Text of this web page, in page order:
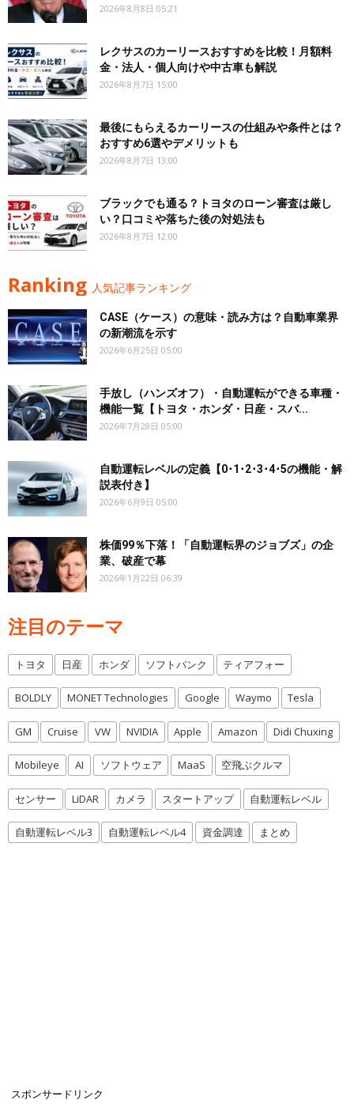
2026年8月8日 05:21
レクサスのカーリースおすすめを比較！月額料
金・法人・個人向けや中古車も解説
2026年8月7日 15:00
最後にもらえるカーリースの仕組みや条件とは？
おすすめ6選やデメリットも
2026年8月7日 13:00
ブラックでも通る？トヨタのローン審査は厳し
い？口コミや落ちた後の対処法も
2026年8月7日 12:00
Ranking 人気記事ランキング
CASE（ケース）の意味・読み方は？自動車業界
の新潮流を示す
2026年6月25日 05:00
手放し（ハンズオフ）・自動運転ができる車種・
機能一覧【トヨタ・ホンダ・日産・スバ...
2026年7月28日 05:00
自動運転レベルの定義【0･1･2･3･4･5の機能・解
説表付き】
2026年6月9日 05:00
株価99％下落！「自動運転界のジョブズ」の企
業、破産で幕
2026年1月22日 06:39
注目のテーマ
トヨタ 日産 ホンダ ソフトバンク ティアフォー
BOLDLY MONET Technologies Google Waymo Tesla
GM Cruise VW NVIDIA Apple Amazon Didi Chuxing
Mobileye AI ソフトウェア MaaS 空飛ぶクルマ
センサー LiDAR カメラ スタートアップ 自動運転レベル
自動運転レベル3 自動運転レベル4 資金調達 まとめ
スポンサードリンク